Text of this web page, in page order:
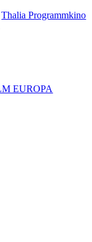
Thalia Programmkino